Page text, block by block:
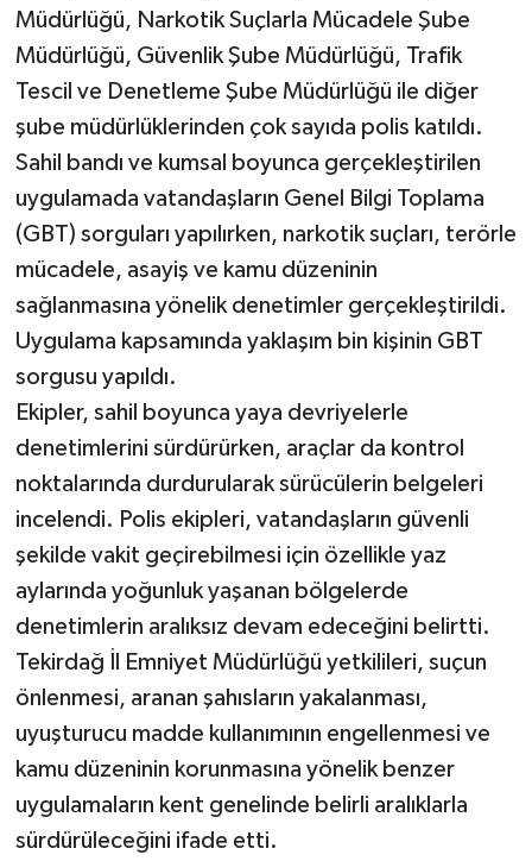
Müdürlüğü, Narkotik Suçlarla Mücadele Şube
Müdürlüğü, Güvenlik Şube Müdürlüğü, Trafik
Tescil ve Denetleme Şube Müdürlüğü ile diğer
şube müdürlüklerinden çok sayıda polis katıldı.
Sahil bandı ve kumsal boyunca gerçekleştirilen
uygulamada vatandaşların Genel Bilgi Toplama
(GBT) sorguları yapılırken, narkotik suçları, terörle
mücadele, asayiş ve kamu düzeninin
sağlanmasına yönelik denetimler gerçekleştirildi.
Uygulama kapsamında yaklaşım bin kişinin GBT
sorgusu yapıldı.
Ekipler, sahil boyunca yaya devriyelerle
denetimlerini sürdürürken, araçlar da kontrol
noktalarında durdurularak sürücülerin belgeleri
incelendi. Polis ekipleri, vatandaşların güvenli
şekilde vakit geçirebilmesi için özellikle yaz
aylarında yoğunluk yaşanan bölgelerde
denetimlerin aralıksız devam edeceğini belirtti.
Tekirdağ İl Emniyet Müdürlüğü yetkilileri, suçun
önlenmesi, aranan şahısların yakalanması,
uyuşturucu madde kullanımının engellenmesi ve
kamu düzeninin korunmasına yönelik benzer
uygulamaların kent genelinde belirli aralıklarla
sürdürüleceğini ifade etti.